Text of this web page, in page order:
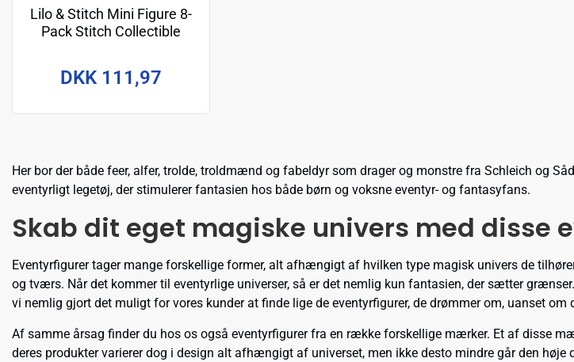
Lilo & Stitch Mini Figure 8-
Pack Stitch Collectible
DKK 111,97
Her bor der både feer, alfer, trolde, troldmænd og fabeldyr som drager og monstre fra Schleich og
eventyrligt legetøj, der stimulerer fantasien hos både børn og voksne eventyr- og fantasyfans.
Skab dit eget magiske univers med disse
Eventyrfigurer tager mange forskellige former, alt afhængigt af hvilken type magisk univers de
og tværs. Når det kommer til eventyrlige universer, så er det nemlig kun fantasien, der sætter
vi nemlig gjort det muligt for vores kunder at finde lige de eventyrfigurer, de drømmer om, uanset om
Af samme årsag finder du hos os også eventyrfigurer fra en række forskellige mærker. Et af disse
deres produkter varierer dog i design alt afhængigt af universet, men ikke desto mindre går den